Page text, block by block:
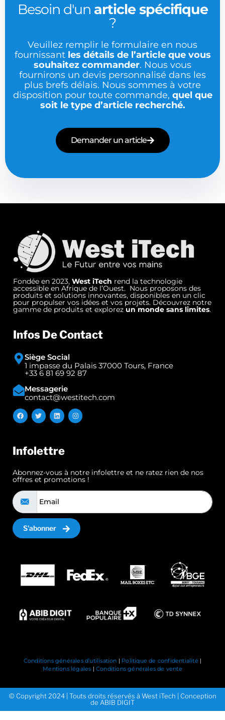
Besoin d'un article spécifique
?
Veuillez remplir le formulaire en nous
fournissant les détails de l’article que vous
souhaitez commander. Nous vous
fournirons un devis personnalisé dans les
plus brefs délais. Nous sommes à votre
disposition pour toute commande, quel que
soit le type d’article recherché.
Demander un article
Fondée en 2023, West iTech rend la technologie
accessible en Afrique de l’Ouest. Nous proposons des
produits et solutions innovantes, disponibles en un clic
pour propulser vos idées et vos projets. Découvrez notre
gamme de produits et explorezun monde sans limites.
Infos De Contact
Siège Social
1 impasse du Palais 37000 Tours, France
+33 6 81 69 92 87
Messagerie
contact@westitech.com
Infolettre
Abonnez-vous à notre infolettre et ne ratez rien de nos
offres et promotions !
S'abonner
Conditions générales d’utilisation | Politique de confidentialité |
Mentions légales | Conditions générales de vente
© Copyright 2024 | Touts droits réservés à West iTech | Conception
de ABIB DIGIT